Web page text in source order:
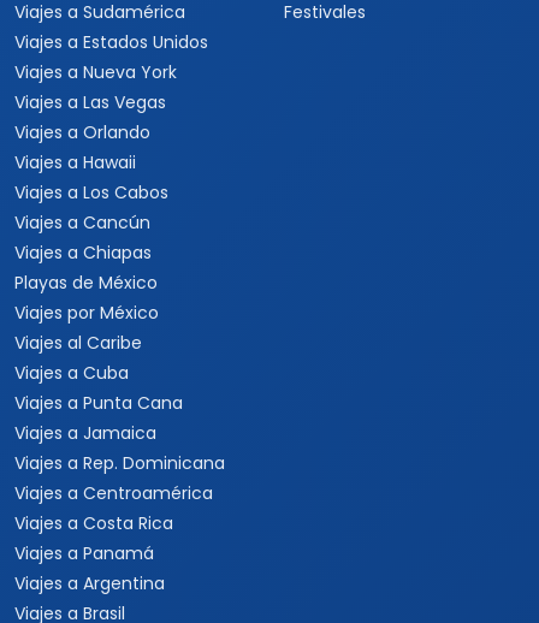
Viajes a Sudamérica
Viajes a Estados Unidos
Viajes a Nueva York
Viajes a Las Vegas
Viajes a Orlando
Viajes a Hawaii
Viajes a Los Cabos
Viajes a Cancún
Viajes a Chiapas
Playas de México
Viajes por México
Viajes al Caribe
Viajes a Cuba
Viajes a Punta Cana
Viajes a Jamaica
Viajes a Rep. Dominicana
Viajes a Centroamérica
Viajes a Costa Rica
Viajes a Panamá
Viajes a Argentina
Viajes a Brasil
Festivales